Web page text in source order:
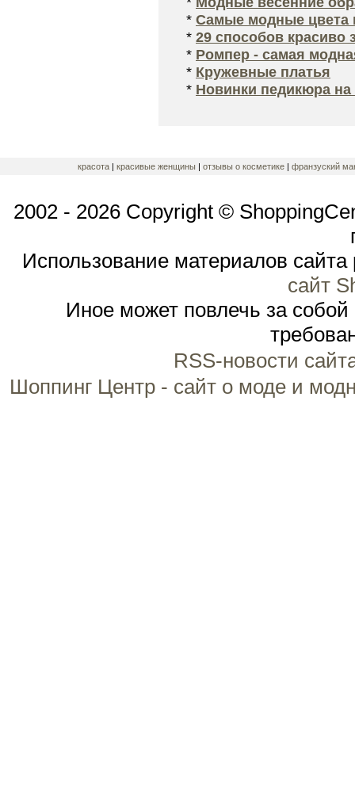
* Самые модные цвета
* 29 способов красиво
* Ромпер - самая
* Кружевные платья
* Новинки педикюра
красота | красивые женщины | отзывы о косметике | франзуский
2002 - 2026 Copyright ©
Использование материалов
сайт
Иное может повлечь за
RSS-новости
Шоппинг Центр - сайт о моде и